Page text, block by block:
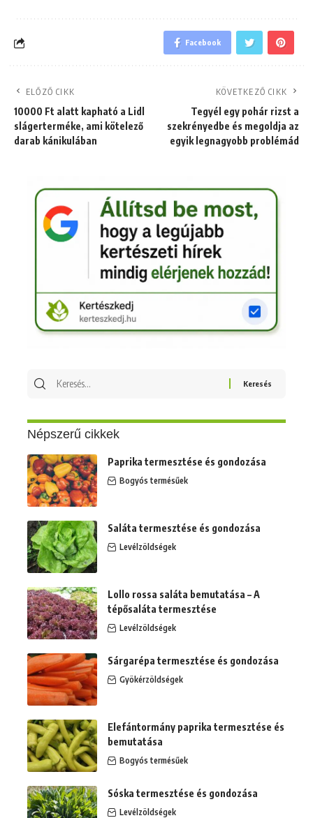
Facebook
ELŐZŐ CIKK
10000 Ft alatt kapható a Lidl
slágerterméke, ami kötelező
darab kánikulában
KÖVETKEZŐ CIKK
Tegyél egy pohár rizst a
szekrényedbe és megoldja az
egyik legnagyobb problémád
Keresés
Népszerű cikkek
Paprika termesztése és gondozása
Bogyós termésűek
Saláta termesztése és gondozása
Levélzöldségek
Lollo rossa saláta bemutatása – A
tépősaláta termesztése
Levélzöldségek
Sárgarépa termesztése és gondozása
Gyökérzöldségek
Elefántormány paprika termesztése és
bemutatása
Bogyós termésűek
Sóska termesztése és gondozása
Levélzöldségek